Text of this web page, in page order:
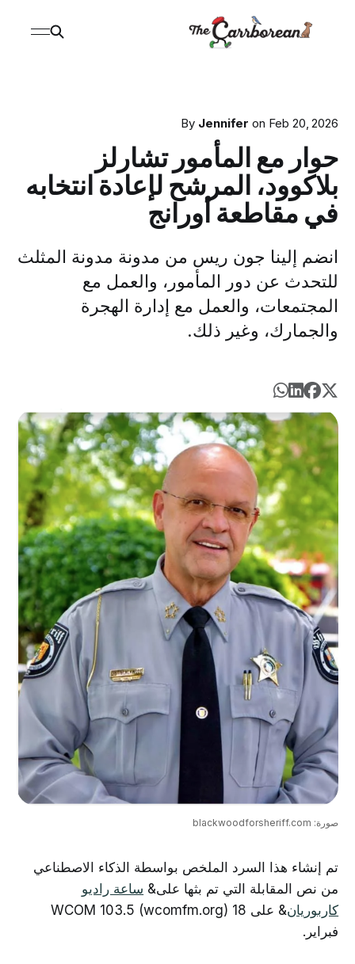
By Jennifer on Feb 20, 2026
حوار مع المأمور تشارلز
بلاكوود، المرشح لإعادة انتخابه
في مقاطعة أورانج
انضم إلينا جون ريس من مدونة مدونة المثلث
للتحدث عن دور المأمور، والعمل مع
المجتمعات، والعمل مع إدارة الهجرة
والجمارك، وغير ذلك.
صورة: blackwoodforsheriff.com
تم إنشاء هذا السرد الملخص بواسطة الذكاء الاصطناعي
من نص المقابلة التي تم بثها على& ساعة راديو
كاربوريان
& على WCOM 103.5 (wcomfm.org) 18
فبراير.